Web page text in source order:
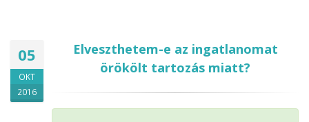
05
OKT
2016
Elveszthetem-e az ingatlanomat
örökölt tartozás miatt?